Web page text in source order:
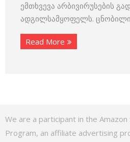
ემთხვევა არბივირუსების
ადგილსამყოფელს.
Read More
We are a participant in the Amazon
Program, an affiliate advertising